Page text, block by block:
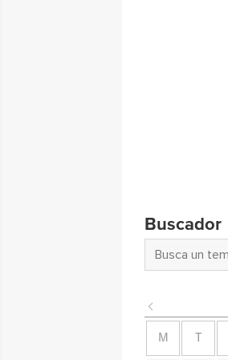
Buscador
M